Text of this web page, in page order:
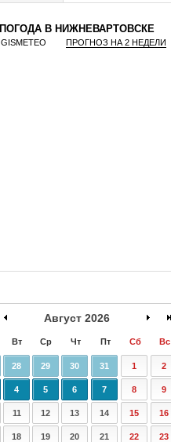
ПОГОДА В НИЖНЕВАРТОВСКЕ
GISMETEO ПРОГНОЗ НА 2 НЕДЕЛИ
Август 2026
Вт Ср Чт Пт Сб Вс
28 29 30 31 1 2
4 5 6 7 8 9
11 12 13 14 15 16
18 19 20 21 22 23